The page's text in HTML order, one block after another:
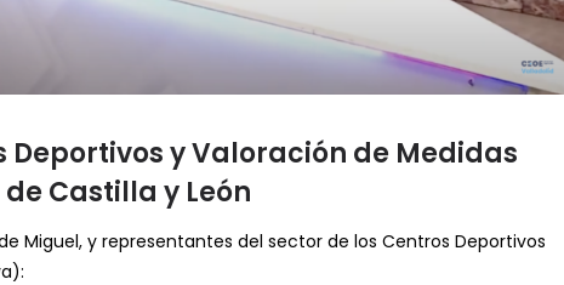
Deportivos y Valoración de Medidas
Castilla y León
Miguel, y representantes del sector de los Centros Deportivos